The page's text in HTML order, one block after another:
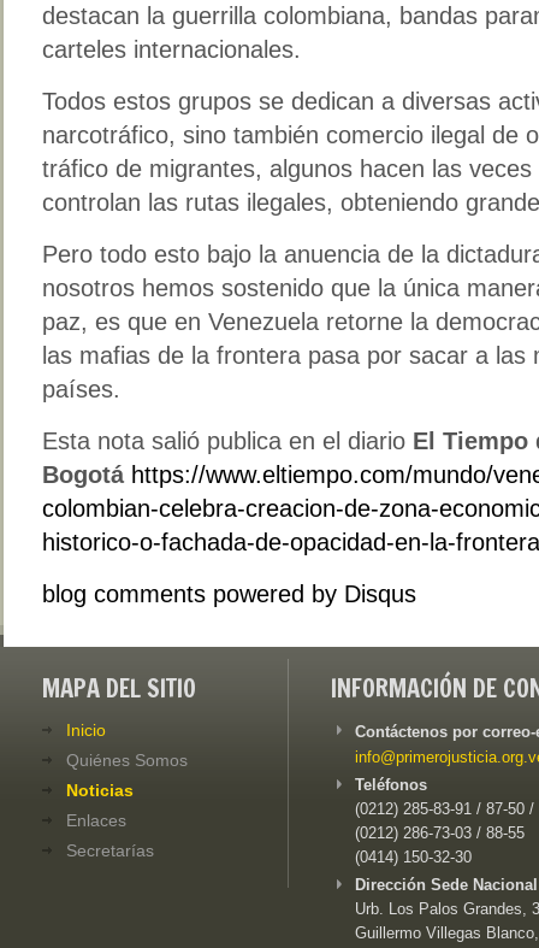
destacan la guerrilla colombiana, bandas
carteles internacionales.
Todos estos grupos se dedican a diversas
narcotráfico, sino también comercio ilegal de
tráfico de migrantes, algunos hacen las
controlan las rutas ilegales, obteniendo
Pero todo esto bajo la anuencia de la
nosotros hemos sostenido que la única
paz, es que en Venezuela retorne la
las mafias de la frontera pasa por sacar a las
países.
Esta nota salió publica en el diario El Tiempo
Bogotá https://www.eltiempo.com/mundo/
colombian-celebra-creacion-de-zona-
historico-o-fachada-de-opacidad-en-la-
blog comments powered by Disqus
MAPA DEL SITIO
Inicio
Quiénes Somos
Noticias
Enlaces
Secretarías
INFORMACIÓN DE
Contáctenos por
Teléfonos
(0212) 285-83-91 / 87-50 /
(0212) 286-73-03 / 88-55
(0414) 150-32-30
Dirección Sede
Urb. Los Palos Grandes,
Guillermo Villegas